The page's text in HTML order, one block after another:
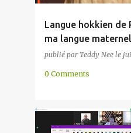
Langue hokkien de
ma langue
publié par Teddy Nee le
0 Comments
CHINE CHINE DU SUD